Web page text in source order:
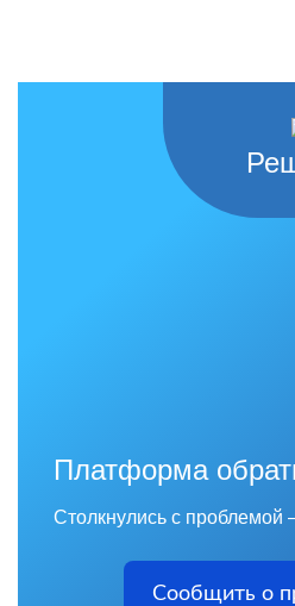
Платформа
Столкнулись с
Сообщить о